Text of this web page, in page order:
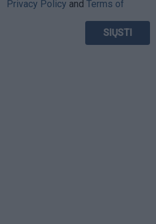
Privacy Policy and Terms of